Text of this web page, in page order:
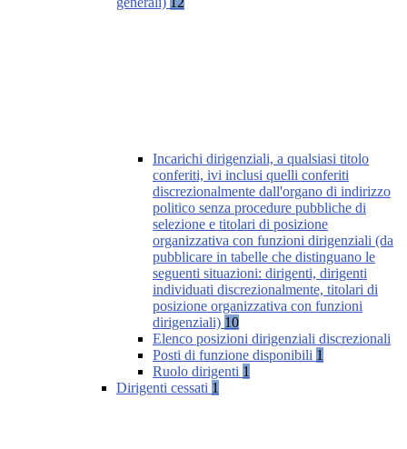
Incarichi dirigenziali, a qualsiasi titolo
conferiti, ivi inclusi quelli conferiti
discrezionalmente dall'organo di indirizzo
politico senza procedure pubbliche di
selezione e titolari di posizione
organizzativa con funzioni dirigenziali (da
pubblicare in tabelle che distinguano le
seguenti situazioni: dirigenti, dirigenti
individuati discrezionalmente, titolari di
posizione organizzativa con funzioni
dirigenziali) 10
Elenco posizioni dirigenziali discrezionali
Posti di funzione disponibili 1
Ruolo dirigenti 1
Dirigenti cessati 1